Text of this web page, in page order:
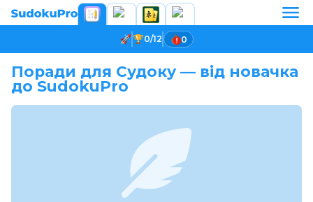
0/12 0
Поради для Судоку — від новачка
до SudokuPro